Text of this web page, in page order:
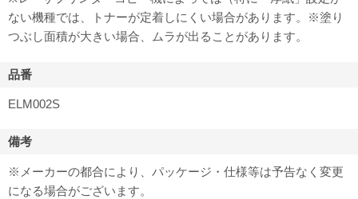
ない機種では、トナーが定着しにくい場合があります。※塗り
つぶし面積が大きい場合、ムラが出ることがあります。
品番
ELM002S
備考
※メーカーの都合により、パッケージ・仕様等は予告なく変更
になる場合がございます。